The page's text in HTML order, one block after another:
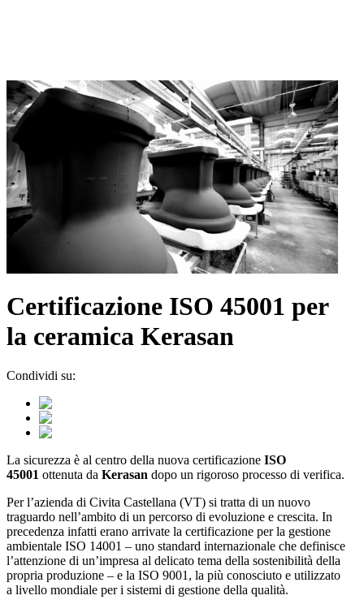
Certificazione ISO 45001 per
la ceramica Kerasan
Condividi su:
La sicurezza è al centro della nuova certificazione ISO
45001 ottenuta da Kerasan dopo un rigoroso processo di verifica.
Per l’azienda di Civita Castellana (VT) si tratta di un nuovo
traguardo nell’ambito di un percorso di evoluzione e crescita. In
precedenza infatti erano arrivate la certificazione per la gestione
ambientale ISO 14001 – uno standard internazionale che definisce
l’attenzione di un’impresa al delicato tema della sostenibilità della
propria produzione – e la ISO 9001, la più conosciuto e utilizzato
a livello mondiale per i sistemi di gestione della qualità.